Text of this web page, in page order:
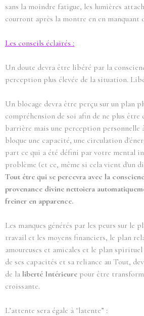
sans la moindre fatigue, les lumières
courront après la montre en en manquant
Les conseils éclairés :
Un doute devra être libéré par la
perception plus élevée de la situation.
Un blocage devra être perçu sur un plan
compréhension de soi afin de ne plus être
barrière mais une perception personnelle
bloque une capacité, une circulation
part ce qui a été défini par votre mental
problème (et ce, même si cela vient d'un
Tout être qui se percevra avec la
provenance divine nettoiera
freiner en apparence.
Les manques générés par les peurs sur le
travail et les moyens financiers, le plan
amoureuses et amicales et le plan
de ses capacités et sa reliance au Tout,
de la liberté Intérieure pour être
croissante.
L’attente sera égale à "latente” :